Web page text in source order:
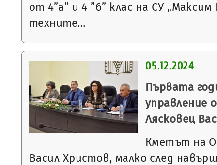
от 4”а” и 4 ”б” клас на СУ „Максим
техните…
05.12.2024
Първата
управление
Лясковец
Кметът на
Васил Христов, малко след